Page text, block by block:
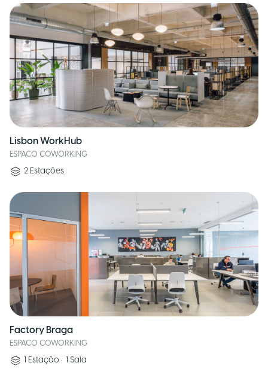
Lisbon WorkHub
ESPACO COWORKING
2 Estações
Factory Braga
ESPACO COWORKING
1 Estação • 1 Sala